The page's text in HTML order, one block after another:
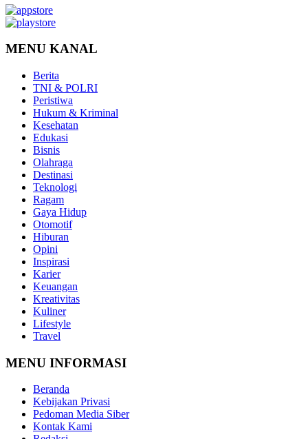
MENU KANAL
Berita
TNI & POLRI
Peristiwa
Hukum & Kriminal
Kesehatan
Edukasi
Bisnis
Olahraga
Destinasi
Teknologi
Ragam
Gaya Hidup
Otomotif
Hiburan
Opini
Inspirasi
Karier
Keuangan
Kreativitas
Kuliner
Lifestyle
Travel
MENU INFORMASI
Beranda
Kebijakan Privasi
Pedoman Media Siber
Kontak Kami